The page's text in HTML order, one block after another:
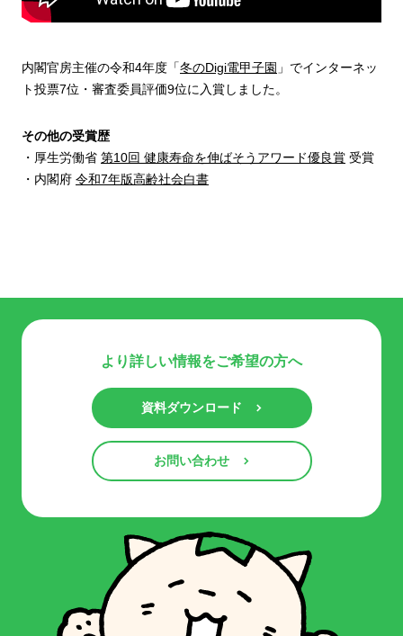
内閣官房主催の令和4年度「冬のDigi電甲子園 」でインターネッ
ト投票7位・審査委員評価9位に入賞しました。
その他の受賞歴
・厚生労働省 第10回 健康寿命を伸ばそうアワード優良賞 受賞
・内閣府 令和7年版高齢社会白書
より詳しい情報をご希望の方へ
資料ダウンロード
お問い合わせ